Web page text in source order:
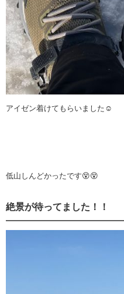
アイゼン着けてもらいました☺️
低山しんどかったです😵😵
絶景が待ってました！！